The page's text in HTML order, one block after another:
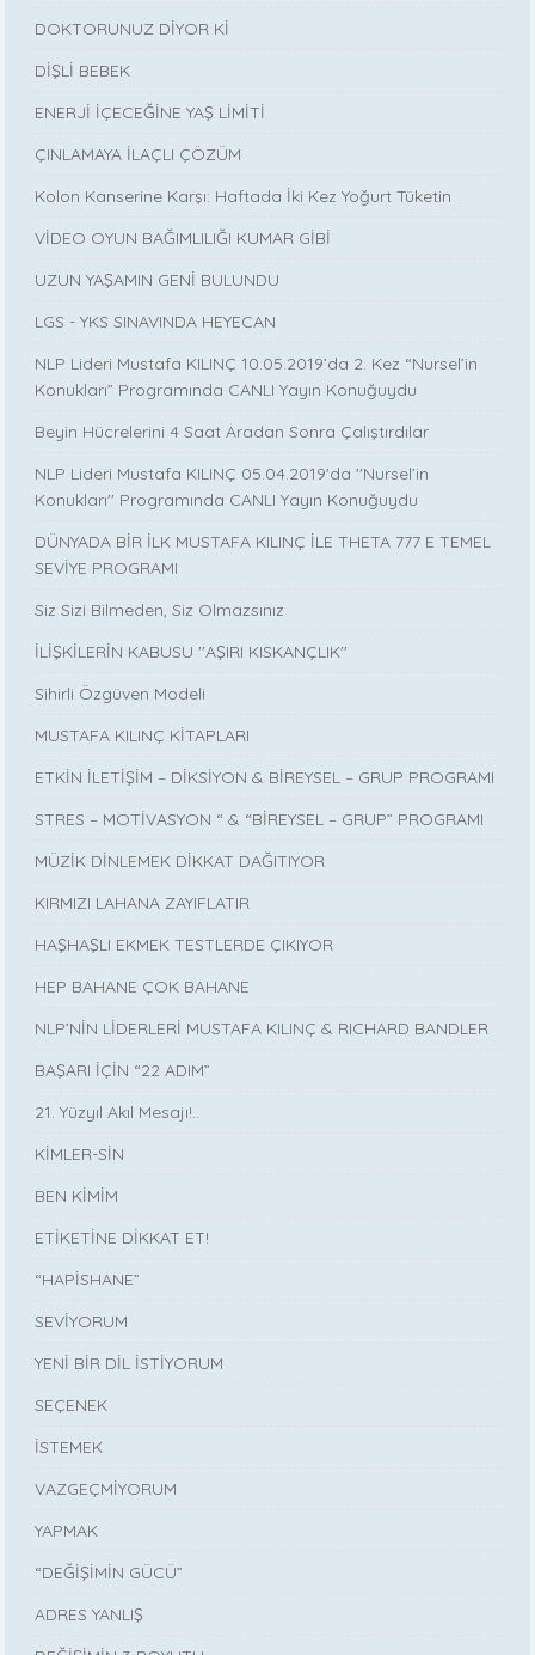
DOKTORUNUZ DİYOR Kİ
DİŞLİ BEBEK
ENERJİ İÇECEĞİNE YAŞ LİMİTİ
ÇINLAMAYA İLAÇLI ÇÖZÜM
Kolon Kanserine Karşı: Haftada İki Kez Yoğurt Tüketin
VİDEO OYUN BAĞIMLILIĞI KUMAR GİBİ
UZUN YAŞAMIN GENİ BULUNDU
LGS - YKS SINAVINDA HEYECAN
NLP Lideri Mustafa KILINÇ 10.05.2019’da 2. Kez “Nursel’in
Konukları” Programında CANLI Yayın Konuğuydu
Beyin Hücrelerini 4 Saat Aradan Sonra Çalıştırdılar
NLP Lideri Mustafa KILINÇ 05.04.2019'da ''Nursel’in
Konukları'' Programında CANLI Yayın Konuğuydu
DÜNYADA BİR İLK MUSTAFA KILINÇ İLE THETA 777 E TEMEL
SEVİYE PROGRAMI
Siz Sizi Bilmeden, Siz Olmazsınız
İLİŞKİLERİN KABUSU ''AŞIRI KISKANÇLIK''
Sihirli Özgüven Modeli
MUSTAFA KILINÇ KİTAPLARI
ETKİN İLETİŞİM – DİKSİYON & BİREYSEL – GRUP PROGRAMI
STRES – MOTİVASYON “ & “BİREYSEL – GRUP” PROGRAMI
MÜZİK DİNLEMEK DİKKAT DAĞITIYOR
KIRMIZI LAHANA ZAYIFLATIR
HAŞHAŞLI EKMEK TESTLERDE ÇIKIYOR
HEP BAHANE ÇOK BAHANE
NLP’NİN LİDERLERİ MUSTAFA KILINÇ & RICHARD BANDLER
BAŞARI İÇİN “22 ADIM”
21. Yüzyıl Akıl Mesajı!..
KİMLER-SİN
BEN KİMİM
ETİKETİNE DİKKAT ET!
“HAPİSHANE”
SEVİYORUM
YENİ BİR DİL İSTİYORUM
SEÇENEK
İSTEMEK
VAZGEÇMİYORUM
YAPMAK
“DEĞİŞİMİN GÜCÜ”
ADRES YANLIŞ